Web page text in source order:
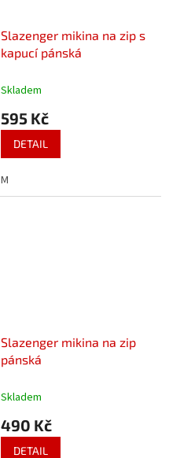
Slazenger mikina na zip s
kapucí pánská
Skladem
595 Kč
DETAIL
M
Slazenger mikina na zip
pánská
Skladem
490 Kč
DETAIL